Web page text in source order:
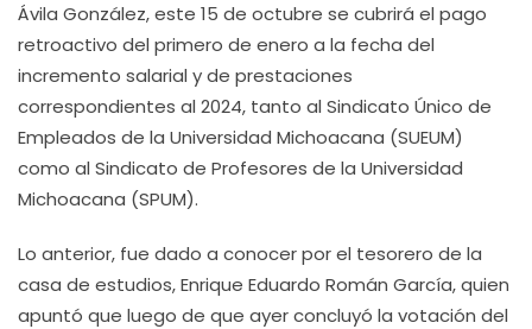
Ávila González, este 15 de octubre se cubrirá el pago
retroactivo del primero de enero a la fecha del
incremento salarial y de prestaciones
correspondientes al 2024, tanto al Sindicato Único de
Empleados de la Universidad Michoacana (SUEUM)
como al Sindicato de Profesores de la Universidad
Michoacana (SPUM).
Lo anterior, fue dado a conocer por el tesorero de la
casa de estudios, Enrique Eduardo Román García, quien
apuntó que luego de que ayer concluyó la votación del